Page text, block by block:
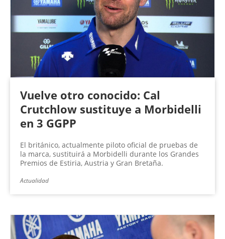
Vuelve otro conocido: Cal
Crutchlow sustituye a Morbidelli
en 3 GGPP
El británico, actualmente piloto oficial de pruebas de
la marca, sustituirá a Morbidelli durante los Grandes
Premios de Estiria, Austria y Gran Bretaña.
Actualidad